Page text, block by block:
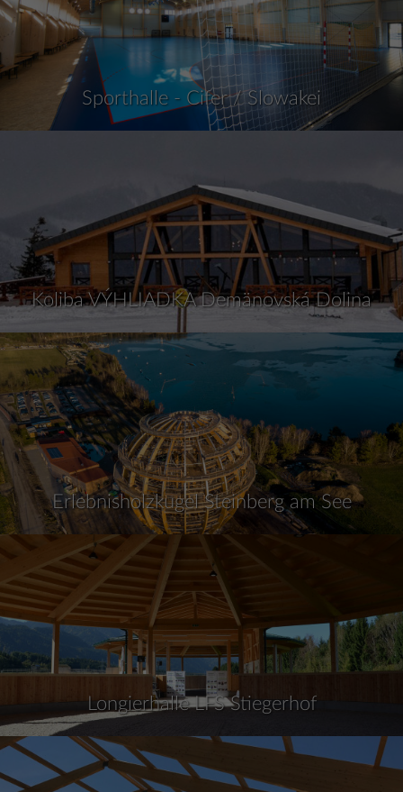
Sporthalle - Cifer / Slowakei
Koliba VÝHLIADKA Demänovská Dolina
Erlebnisholzkugel Steinberg am See
Longierhalle LFS Stiegerhof